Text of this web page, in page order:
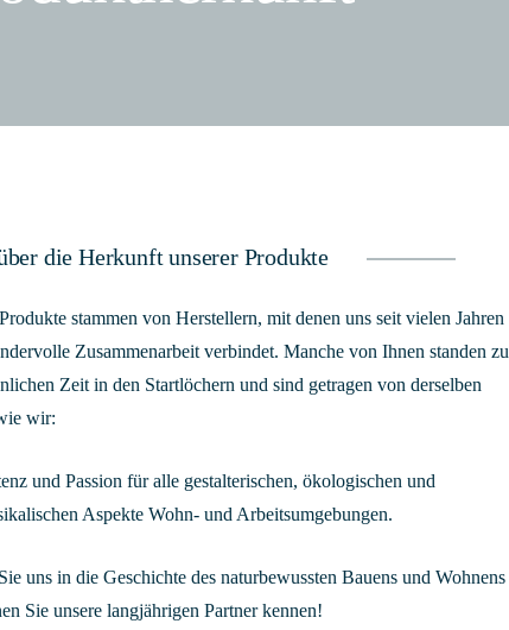
die Herkunft unserer Produkte
stammen von Herstellern, mit denen uns seit vielen Jahren
Zusammenarbeit verbindet. Manche von Ihnen standen zu
Zeit in den Startlöchern und sind getragen von derselben
wir:
und Passion für alle gestalterischen, ökologischen und
Aspekte Wohn- und Arbeitsumgebungen.
uns in die Geschichte des naturbewussten Bauens und Wohnens
Sie unsere langjährigen Partner kennen!